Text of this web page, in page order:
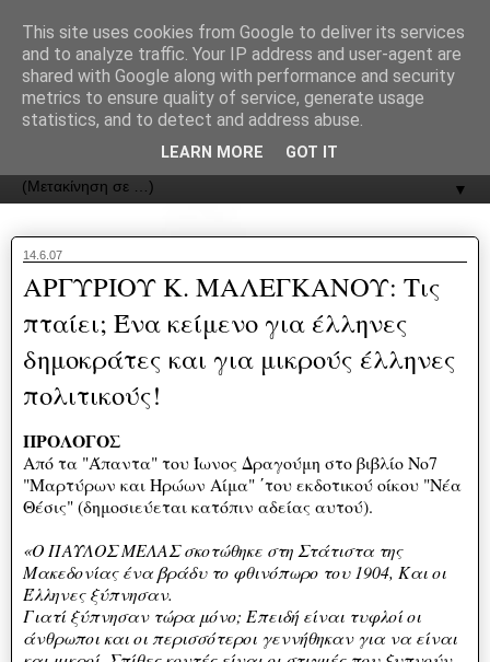
ΟΔΟΣ
▼
14.6.07
ΑΡΓΥΡΙΟΥ Κ. ΜΑΛΕΓΚΑΝΟΥ: Τις
πταίει; Ένα κείμενο για έλληνες
δημοκράτες και για μικρούς έλληνες
πολιτικούς!
ΠΡΟΛΟΓΟΣ
Από τα "Άπαντα" του Ίωνος Δραγούμη στο βιβλίο Νο7
"Μαρτύρων και Ηρώων Αίμα" ΄του εκδοτικού οίκου "Νέα
Θέσις" (δημοσιεύεται κατόπιν αδείας αυτού).
«Ο ΠΑΥΛΟΣ ΜΕΛΑΣ σκοτώθηκε στη Στάτιστα της
Μακεδονίας ένα βράδυ το φθινόπωρο του 1904, Και οι
Έλληνες ξύπνησαν.
Γιατί ξύπνησαν τώρα μόνο; Επειδή είναι τυφλοί οι
άνθρωποι και οι περισσότεροι γεννήθηκαν για να είναι
This site uses cookies from Google to deliver its services
and to analyze traffic. Your IP address and user-agent are
shared with Google along with performance and security
metrics to ensure quality of service, generate usage
statistics, and to detect and address abuse.
LEARN MORE GOT IT